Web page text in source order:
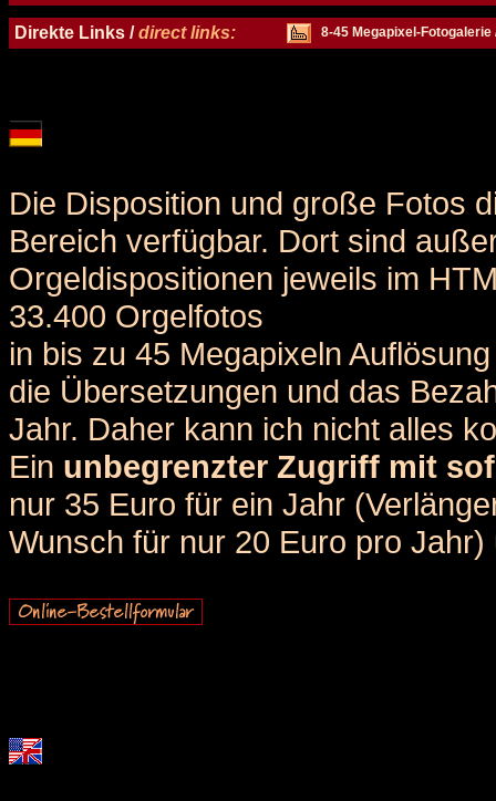
Direkte Links /direct links: 8-45 Megapixel-Fotogalerie
Die Disposition und große Fotos
Bereich verfügbar. Dort sind
Orgeldispositionen jeweils im
33.400 Orgelfotos
in bis zu 45 Megapixeln
die Übersetzungen und das
Jahr. Daher kann ich nicht alles
Ein unbegrenzter Zugriff mit
nur 35 Euro für ein Jahr
Wunsch für nur 20 Euro pro